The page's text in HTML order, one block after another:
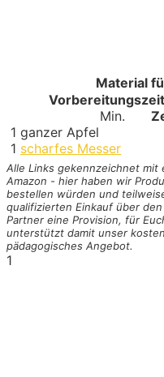
Material
Vorbereitungszeit
Min.
1 ganzer Apfel
1 scharfes Messer
Alle Links gekennzeichnet mit
Amazon - hier haben wir
bestellen würden und
qualifizierten Einkauf über
Partner eine Provision, für
unterstützt damit unser
pädagogisches Angebot.
1